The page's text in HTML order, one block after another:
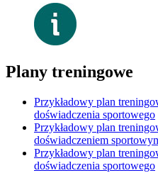
Plany treningowe
Przykładowy plan
doświadczenia sportowego
Przykładowy plan
doświadczeniem
Przykładowy plan
doświadczenia sportowego